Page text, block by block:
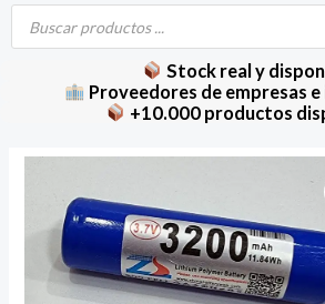
Búsqueda
productos
Stock real y
Proveedores de empresas
+10.000 productos
recargables
3.7V
3200mAh
MODELO